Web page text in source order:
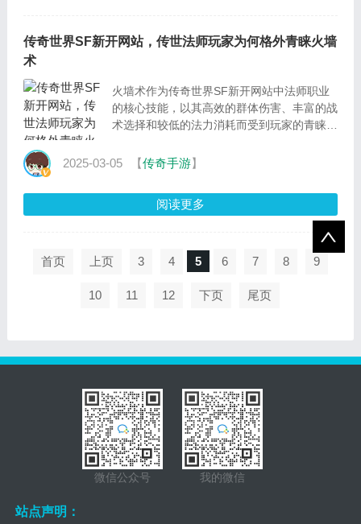
传奇世界SF新开网站，传世法师玩家为何格外青睐火墙
术
火墙术作为传奇世界SF新开网站中法师职业
的核心技能，以其高效的群体伤害、丰富的战
术选择和较低的法力消耗而受到玩家的青睐。
让法师在战斗中拥有更多战术灵
2025-03-05 【传奇手游】
阅读更多
首页 上页 3 4 5 6 7 8 9
10 11 12 下页 尾页
微信公众号 我的微信
站点声明：